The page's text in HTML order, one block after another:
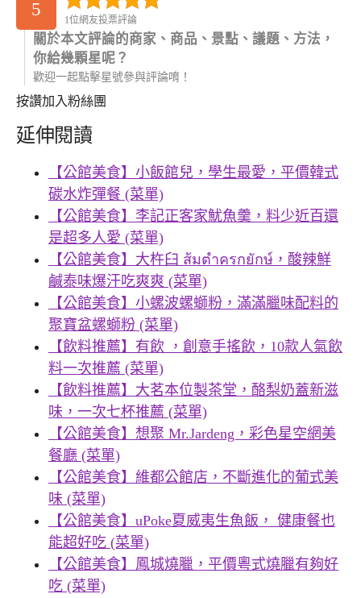
5
1位網友投票評論
關於本文評論的商家、商品、景點、議題、方法，
你給幾顆星呢？
歡迎一起點擊星號參與評論唷！
按讚加入粉絲團
延伸閱讀
【公館美食】小飯館兒，學生最愛，平價韓式
碳水炸彈餐 (菜單)
【公館美食】李記正客家魷魚羹，料少近百還
是超多人愛 (菜單)
【公館美食】大杵臼 ส้มตําครกยักษ์，酸辣鮮
鹹泰味爆汗吃爽爽 (菜單)
【公館美食】小螺波螺螄粉，滿滿臘味配料的
聚寶盆螺螄粉 (菜單)
【飲料推薦】有飲 ，創意手搖飲，10款人氣飲
料一次推薦 (菜單)
【飲料推薦】大茗本位製茶堂，酪梨奶蓋新滋
味，一次七杯推薦 (菜單)
【公館美食】想聚 Mr.Jardeng，彩色星空網美
餐廳 (菜單)
【公館美食】維都公館店，不斷進化的葡式美
味 (菜單)
【公館美食】uPoke夏威夷生魚飯， 健康餐也
能超好吃 (菜單)
【公館美食】鳳城燒臘，平價粵式燒臘有夠好
吃 (菜單)